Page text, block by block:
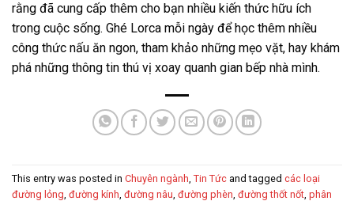
rằng đã cung cấp thêm cho bạn nhiều kiến thức hữu ích
trong cuộc sống. Ghé Lorca mỗi ngày để học thêm nhiều
công thức nấu ăn ngon, tham khảo những mẹo vặt, hay khám
phá những thông tin thú vị xoay quanh gian bếp nhà mình.
This entry was posted in Chuyên ngành Tin Tức and tagged các loại
đường lỏng đường kính đường nâu đường phèn đường thốt nốt phân